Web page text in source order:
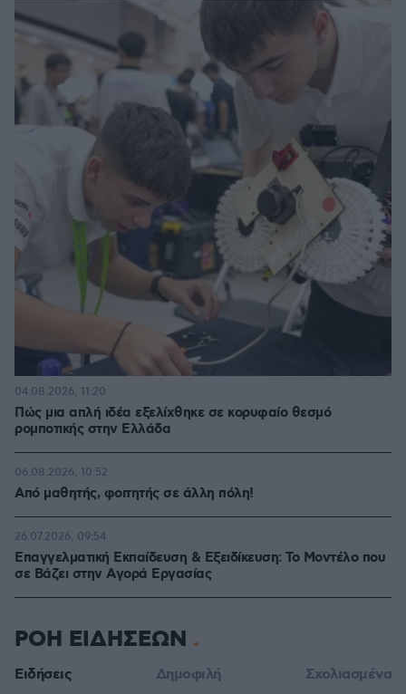
Πώς μια απλή ιδέα εξελίχθηκε σε κορυφαίο θεσμό
ρομποτικής στην Ελλάδα
04.08.2026, 11:20
Από μαθητής, φοιτητής σε άλλη πόλη!
06.08.2026, 10:52
Επαγγελματική Εκπαίδευση & Εξειδίκευση: Το Mοντέλο που
σε Bάζει στην Aγορά Eργασίας
26.07.2026, 09:54
ΡΟΗ ΕΙΔΗΣΕΩΝ
Ειδήσεις Δημοφιλή Σχολιασμένα